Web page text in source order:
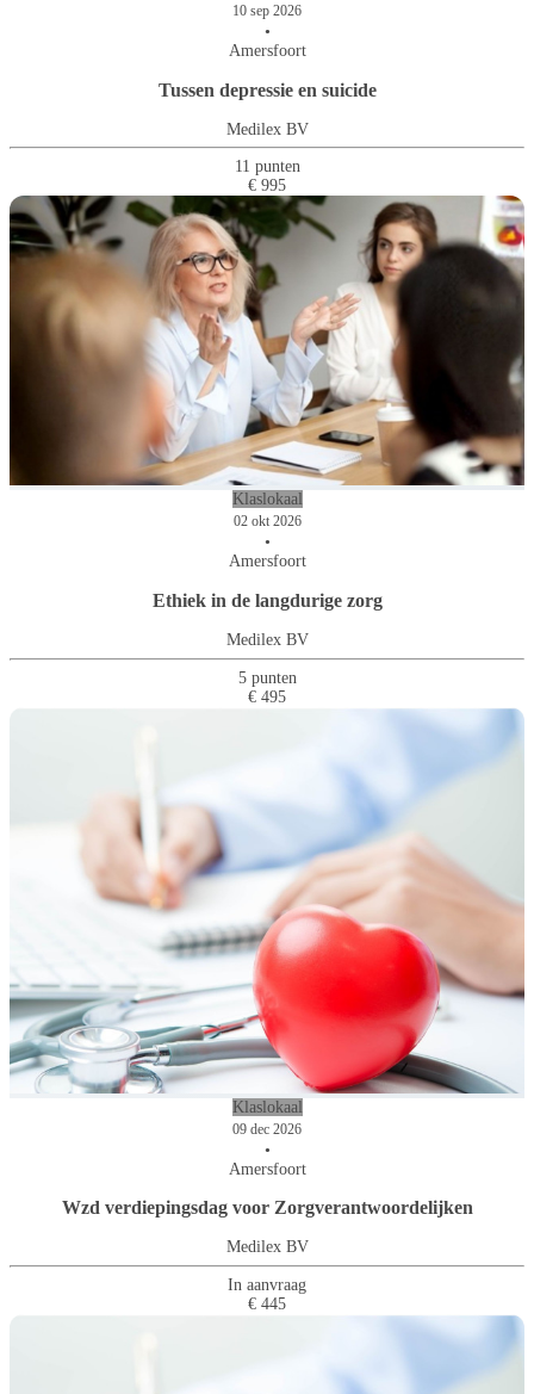
10 sep 2026
•
Amersfoort
Tussen depressie en suicide
Medilex BV
11 punten
€ 995
Klaslokaal
02 okt 2026
•
Amersfoort
Ethiek in de langdurige zorg
Medilex BV
5 punten
€ 495
Klaslokaal
09 dec 2026
•
Amersfoort
Wzd verdiepingsdag voor Zorgverantwoordelijken
Medilex BV
In aanvraag
€ 445